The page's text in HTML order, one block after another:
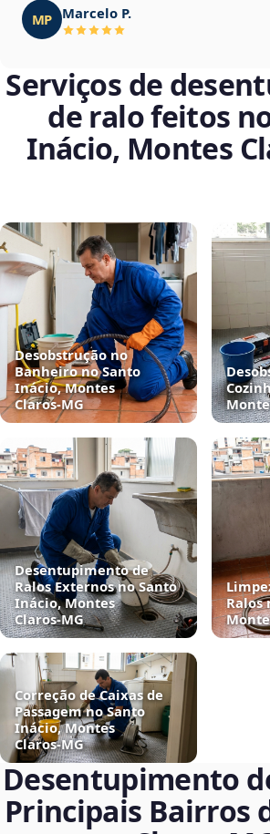
MP Marcelo P.
Serviços de
de ralo feitos
Inácio, Montes
Desobstrução no
Banheiro no Santo
Inácio, Montes
Claros‑MG
Desentupimento de
Ralos Externos no Santo
Inácio, Montes
Claros‑MG
Ralos
Correção de Caixas de
Passagem no Santo
Inácio, Montes
Claros‑MG
Desentupimento
Principais Bairros